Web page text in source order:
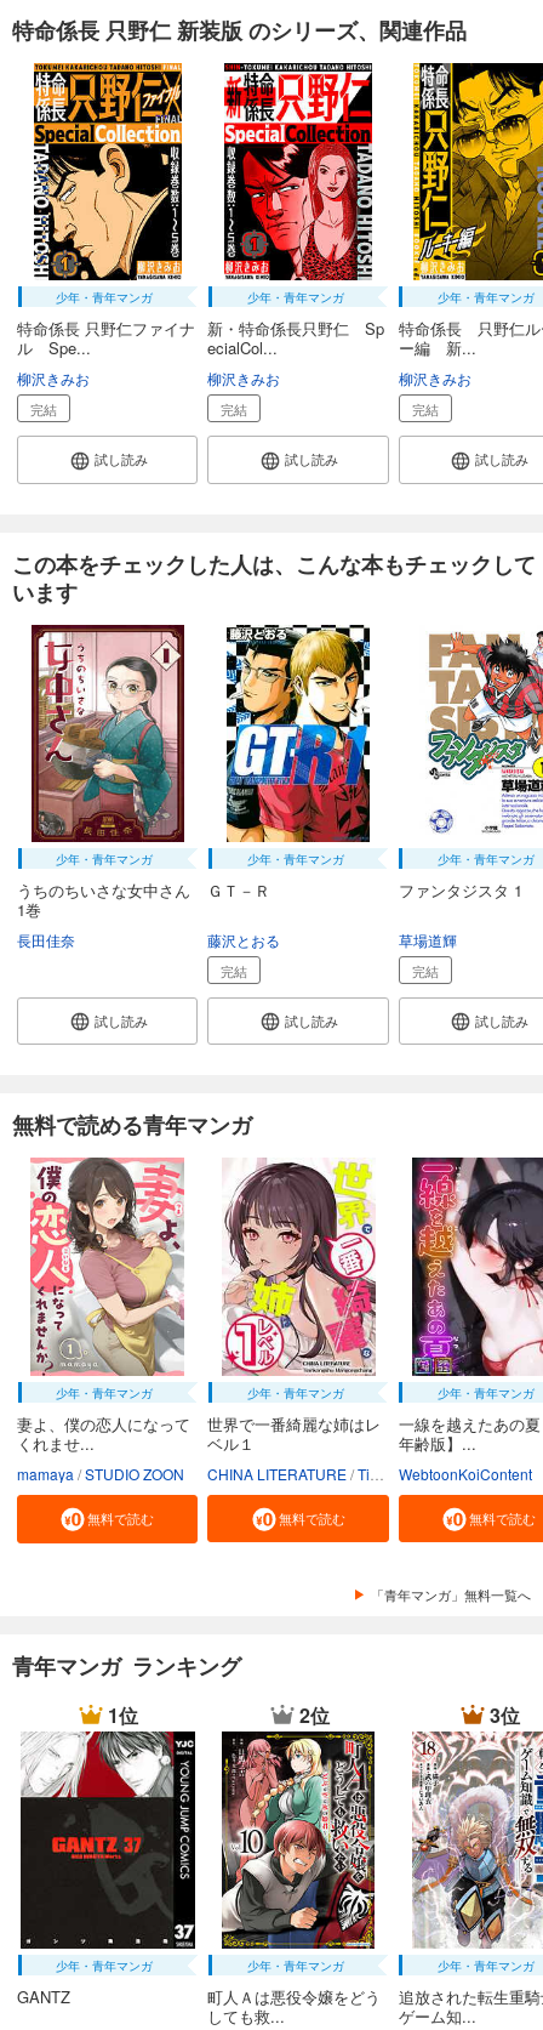
特命係長 只野仁 新装版 のシリーズ、関連作品
少年・青年マンガ
特命係長 只野仁ファイナ
ル Spe...
柳沢きみお
完結
試し読み
少年・青年マンガ
新・特命係長只野仁 Sp
ecialCol...
柳沢きみお
完結
試し読み
少年・青年マンガ
特命係長 只野仁ル
ー編 新...
柳沢きみお
完結
試し読み
この本をチェックした人は、こんな本もチェックして
います
少年・青年マンガ
うちのちいさな女中さん
1巻
長田佳奈
試し読み
少年・青年マンガ
ＧＴ－Ｒ
藤沢とおる
完結
試し読み
少年・青年マンガ
ファンタジスタ 1
草場道輝
完結
試し読み
無料で読める青年マンガ
少年・青年マンガ
妻よ、僕の恋人になって
くれませ...
mamaya STUDIO ZOON
無料で読む
少年・青年マンガ
世界で一番綺麗な姉はレ
ベル１
CHINA LITERATURE Tiankongshu Mangongchang
無料で読む
少年・青年マンガ
一線を越えたあの
年齢版】...
WebtoonKoiContent
無料で読む
「青年マンガ」無料一覧へ
青年マンガ ランキング
1位
少年・青年マンガ
GANTZ
2位
少年・青年マンガ
町人Ａは悪役令嬢をどう
しても救...
3位
少年・青年マンガ
追放された転生重
ゲーム知...